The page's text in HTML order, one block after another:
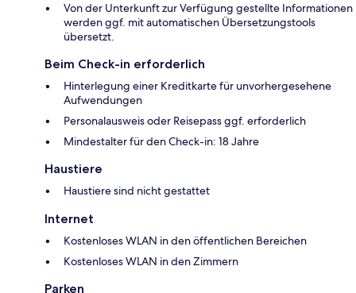
Von der Unterkunft zur Verfügung gestellte Informationen
werden ggf. mit automatischen Übersetzungstools
übersetzt.
Beim Check-in erforderlich
Hinterlegung einer Kreditkarte für unvorhergesehene
Aufwendungen
Personalausweis oder Reisepass ggf. erforderlich
Mindestalter für den Check-in: 18 Jahre
Haustiere
Haustiere sind nicht gestattet
Internet
Kostenloses WLAN in den öffentlichen Bereichen
Kostenloses WLAN in den Zimmern
Parken